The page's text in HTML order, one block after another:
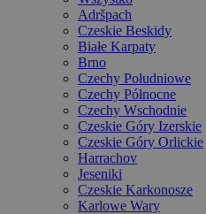
Adršpach
Czeskie Beskidy
Białe Karpaty
Brno
Czechy Południowe
Czechy Północne
Czechy Wschodnie
Czeskie Góry Izerskie
Czeskie Góry Orlickie
Harrachov
Jeseniki
Czeskie Karkonosze
Karlowe Wary